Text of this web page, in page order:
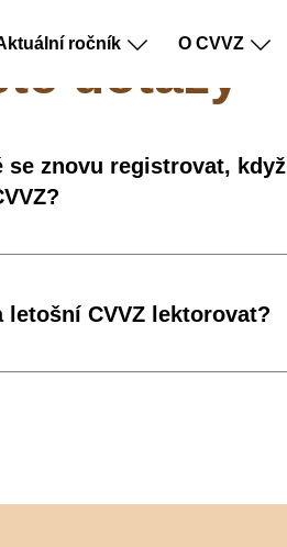
ročník O CVVZ
dotazy
se znovu registrovat,
letošní CVVZ lektorovat?